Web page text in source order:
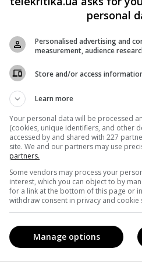
для наших
в заявлении совета
о банкротстве».
более 80 женщин, включая
вышел из
однако признал, что его
около 300 раз
пяти кинолентам:
говорит!» (2010) и
культовых лент, как
personal
Personalised advertising and
measurement, audience
Store and/or access
Learn more
Your personal data will be processed
(cookies, unique identifiers, and other
accessed by and shared with 227
site. We and our partners may use
partners.
Some vendors may process your
interest, which you can object to by
for a link at the bottom of this page or
withdraw consent in privacy and cookie
Manage options